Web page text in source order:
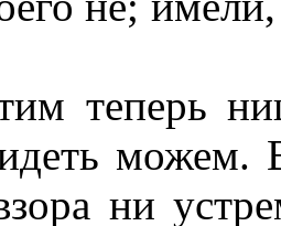
теперь
можем.
ни